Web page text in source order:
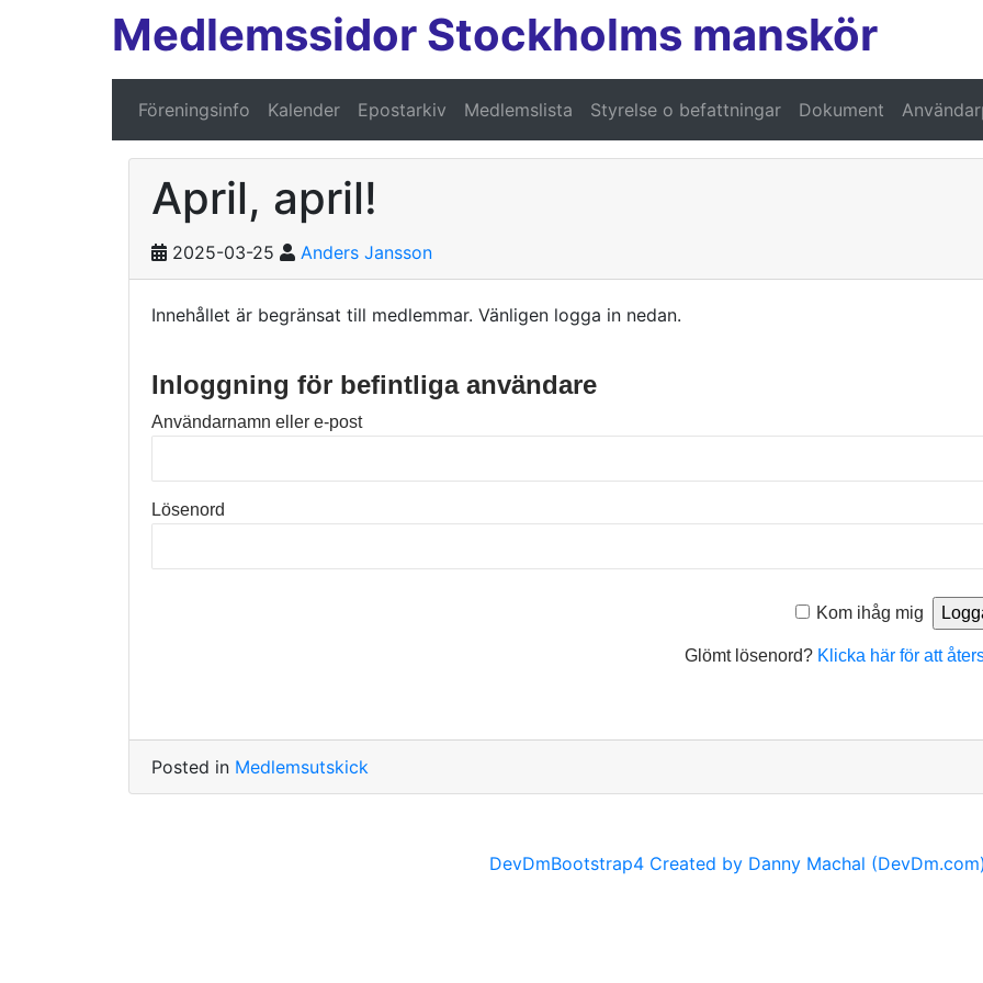
Medlemssidor Stockholms manskör
Föreningsinfo Kalender Epostarkiv Medlemslista Styrelse o befattningar Dokument
April, april!
2025-03-25 Anders Jansson
Innehållet är begränsat till medlemmar. Vänligen logga in nedan.
Inloggning för befintliga användare
Användarnamn eller e-post
Lösenord
Kom ihåg mig
Glömt lösenord? Klicka här för att
Posted in Medlemsutskick
DevDmBootstrap4 Created by Danny Machal (DevDm.com)